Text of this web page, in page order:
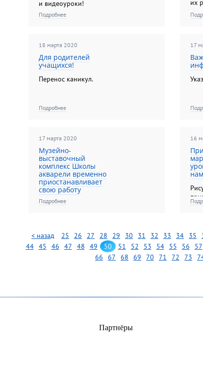
и видеоуроки!
Подробнее
их
18 марта 2020
Для родителей
учащихся!
Перенос каникул.
Подробнее
17
17 марта 2020
Музейно-
выставочный
комплекс Школы
акварели временно
приостанавливает
свою работу
С 17 марта!
Подробнее
16
< назад 25 26 27 28 29 30 31 32 33 34 35
44 45 46 47 48 49 50 51 52 53 54 55 56 57
66
67 68 69 70 71 72 73
Партнёры